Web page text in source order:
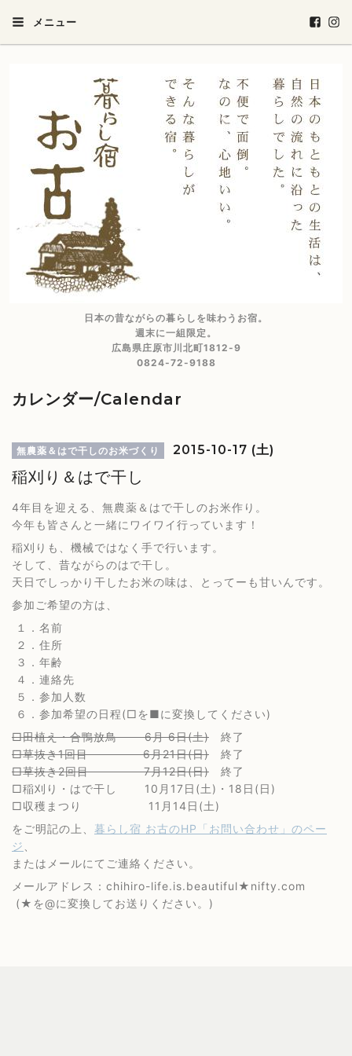
メニュー
日本の昔ながらの暮らしを味わうお宿。
週末に一組限定。
広島県庄原市川北町1812-9
0824-72-9188
カレンダー/Calendar
無農薬＆はで干しのお米づくり 2015-10-17 (土)
稲刈り＆はで干し
4年目を迎える、無農薬＆はで干しのお米作り。
今年も皆さんと一緒にワイワイ行っています！
稲刈りも、機械ではなく手で行います。
そして、昔ながらのはで干し。
天日でしっかり干したお米の味は、とってーも甘いんです。
参加ご希望の方は、
１．名前
２．住所
３．年齢
４．連絡先
５．参加人数
６．参加希望の日程(□を■に変換してください)
□田植え・合鴨放鳥 6月 6日(土) 終了
□草抜き1回目 6月21日(日) 終了
□草抜き2回目 7月12日(日) 終了
□稲刈り・はで干し 10月17日(土)・18日(日)
□収穫まつり 11月14日(土)
をご明記の上、 暮らし宿 お古のHP「お問い合わせ」のペー
ジ
またはメールにてご連絡ください。
メールアドレス：chihiro-life.is.beautiful★nifty.com
(★を@に変換してお送りください。)